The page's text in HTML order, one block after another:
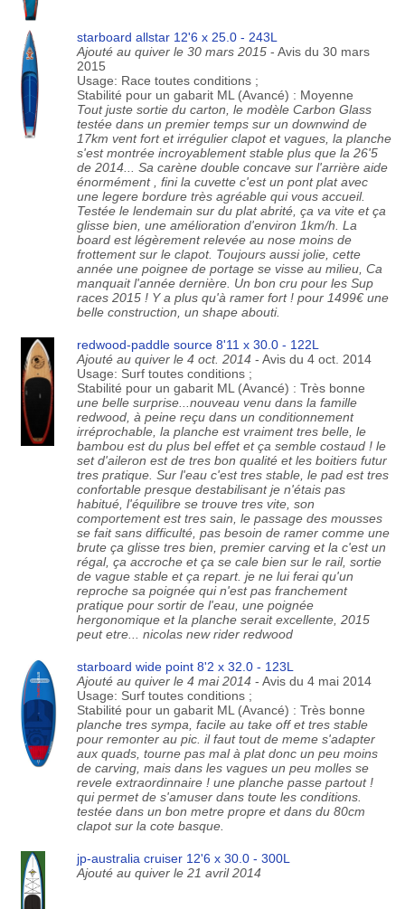
starboard allstar 12'6 x 25.0 - 243L
Ajouté au quiver le 30 mars 2015 - Avis du 30 mars
2015
Usage: Race toutes conditions ;
Stabilité pour un gabarit ML (Avancé) : Moyenne
Tout juste sortie du carton, le modèle Carbon Glass
testée dans un premier temps sur un downwind de
17km vent fort et irrégulier clapot et vagues, la planche
s'est montrée incroyablement stable plus que la 26'5
de 2014... Sa carène double concave sur l'arrière aide
énormément , fini la cuvette c'est un pont plat avec
une legere bordure très agréable qui vous accueil.
Testée le lendemain sur du plat abrité, ça va vite et ça
glisse bien, une amélioration d'environ 1km/h. La
board est légèrement relevée au nose moins de
frottement sur le clapot. Toujours aussi jolie, cette
année une poignee de portage se visse au milieu, Ca
manquait l'année dernière. Un bon cru pour les Sup
races 2015 ! Y a plus qu'à ramer fort ! pour 1499€ une
belle construction, un shape abouti.
redwood-paddle source 8'11 x 30.0 - 122L
Ajouté au quiver le 4 oct. 2014 - Avis du 4 oct. 2014
Usage: Surf toutes conditions ;
Stabilité pour un gabarit ML (Avancé) : Très bonne
une belle surprise...nouveau venu dans la famille
redwood, à peine reçu dans un conditionnement
irréprochable, la planche est vraiment tres belle, le
bambou est du plus bel effet et ça semble costaud ! le
set d'aileron est de tres bon qualité et les boitiers futur
tres pratique. Sur l'eau c'est tres stable, le pad est tres
confortable presque destabilisant je n'étais pas
habitué, l'équilibre se trouve tres vite, son
comportement est tres sain, le passage des mousses
se fait sans difficulté, pas besoin de ramer comme une
brute ça glisse tres bien, premier carving et la c'est un
régal, ça accroche et ça se cale bien sur le rail, sortie
de vague stable et ça repart. je ne lui ferai qu'un
reproche sa poignée qui n'est pas franchement
pratique pour sortir de l'eau, une poignée
hergonomique et la planche serait excellente, 2015
peut etre... nicolas new rider redwood
starboard wide point 8'2 x 32.0 - 123L
Ajouté au quiver le 4 mai 2014 - Avis du 4 mai 2014
Usage: Surf toutes conditions ;
Stabilité pour un gabarit ML (Avancé) : Très bonne
planche tres sympa, facile au take off et tres stable
pour remonter au pic. il faut tout de meme s'adapter
aux quads, tourne pas mal à plat donc un peu moins
de carving, mais dans les vagues un peu molles se
revele extraordinnaire ! une planche passe partout !
qui permet de s'amuser dans toute les conditions.
testée dans un bon metre propre et dans du 80cm
clapot sur la cote basque.
jp-australia cruiser 12'6 x 30.0 - 300L
Ajouté au quiver le 21 avril 2014